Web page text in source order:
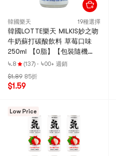
韓國樂天 19種選擇
韓國LOTTE樂天 MILKIS妙之吻
牛奶蘇打碳酸飲料 草莓口味
250ml 【0脂】【包裝隨機
發】
4.8 (137) · 400+ 週銷
$1.89 85折
$1.59
Low Price